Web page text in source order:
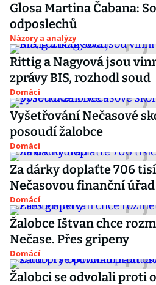
Glosa Martina Čabana:
odposlechů
Názory a analýzy
Rittig a Nagyová jsou
zprávy BIS, rozhodl soud
Domácí
Vyšetřování Nečasové
posoudí žalobce
Domácí
Za dárky doplaťte 706
Nečasovou finanční úřad
Domácí
Žalobce Ištvan chce
Nečase. Přes gripeny
Domácí
Žalobci se odvolali proti